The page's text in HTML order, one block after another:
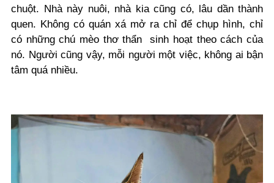
chuột. Nhà này nuôi, nhà kia cũng có, lâu dần thành
quen. Không có quán xá mở ra chỉ để chụp hình, chỉ
có những chú mèo thơ thẩn sinh hoạt theo cách của
nó. Người cũng vậy, mỗi người một việc, không ai bận
tâm quá nhiều.